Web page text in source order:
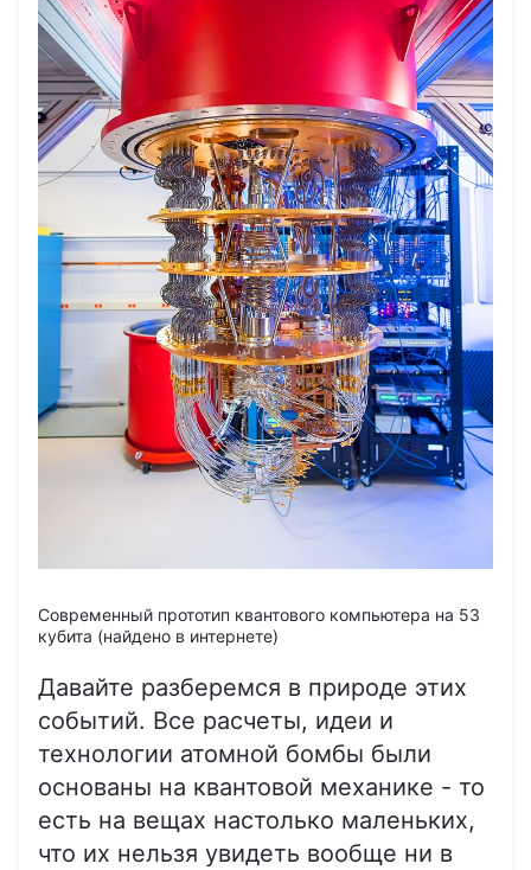
Современный прототип квантового компьютера на 53
кубита (найдено в интернете)
Давайте разберемся в природе этих
событий. Все расчеты, идеи и
технологии атомной бомбы были
основаны на квантовой механике - то
есть на вещах настолько маленьких,
что их нельзя увидеть вообще ни в